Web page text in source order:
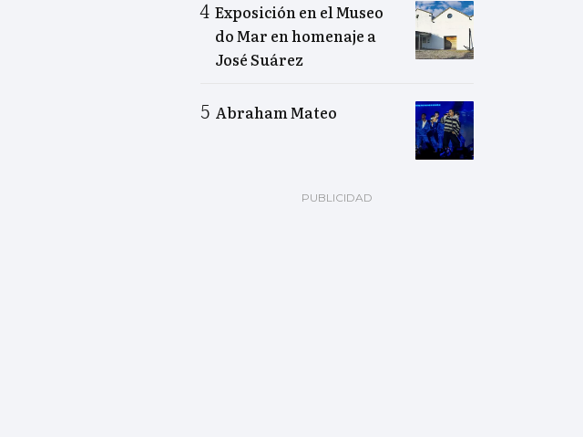
Exposición en el Museo
do Mar en homenaje a
José Suárez
Abraham Mateo